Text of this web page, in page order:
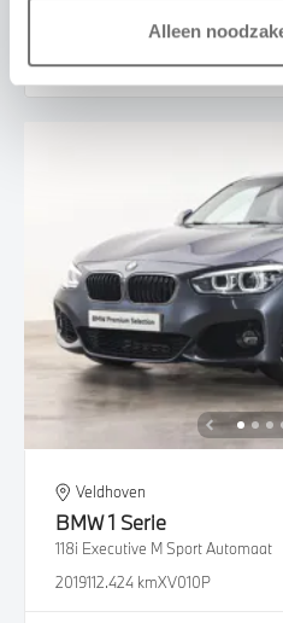
Alleen
€ 434p/m
Bekijk details
Veldhoven
BMW1 Serie
118i Executive M Sport Automaat
2019112.424 kmXV010P